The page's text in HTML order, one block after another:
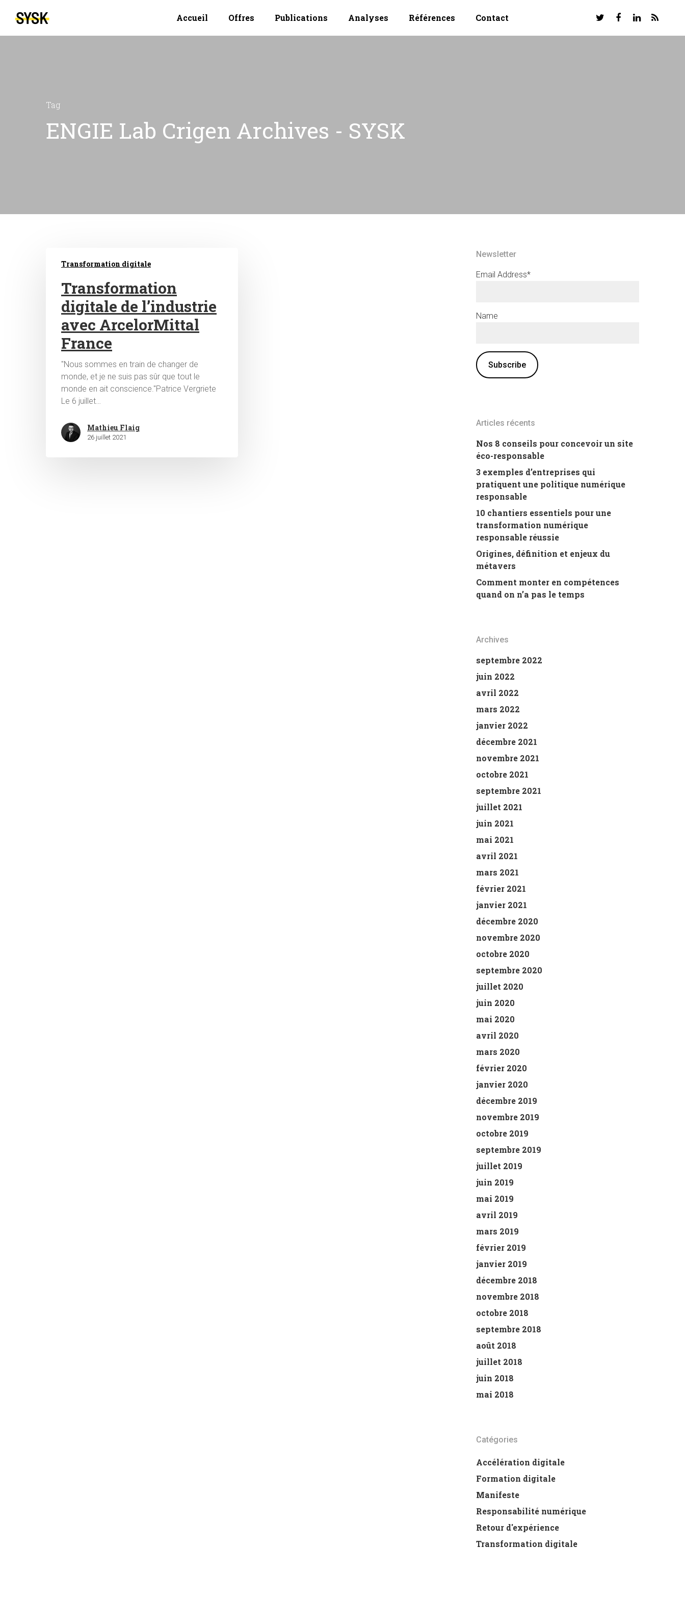
Hit enter to search or ESC to close
Accueil Offres Publications Analyses Références Contact
Tag
ENGIE Lab Crigen Archives - SYSK
Transformation digitale
Transformation
digitale de l’industrie
avec ArcelorMittal
France
"Nous sommes en train de changer de
monde, et je ne suis pas sûr que tout le
monde en ait conscience."Patrice Vergriete
Le 6 juillet…
Mathieu Flaig
26 juillet 2021
Newsletter
Email Address*
Name
Articles récents
Nos 8 conseils pour concevoir un site
éco-responsable
3 exemples d’entreprises qui
pratiquent une politique numérique
responsable
10 chantiers essentiels pour une
transformation numérique
responsable réussie
Origines, définition et enjeux du
métavers
Comment monter en compétences
quand on n’a pas le temps
Archives
septembre 2022
juin 2022
avril 2022
mars 2022
janvier 2022
décembre 2021
novembre 2021
octobre 2021
septembre 2021
juillet 2021
juin 2021
mai 2021
avril 2021
mars 2021
février 2021
janvier 2021
décembre 2020
novembre 2020
octobre 2020
septembre 2020
juillet 2020
juin 2020
mai 2020
avril 2020
mars 2020
février 2020
janvier 2020
décembre 2019
novembre 2019
octobre 2019
septembre 2019
juillet 2019
juin 2019
mai 2019
avril 2019
mars 2019
février 2019
janvier 2019
décembre 2018
novembre 2018
octobre 2018
septembre 2018
août 2018
juillet 2018
juin 2018
mai 2018
Catégories
Accélération digitale
Formation digitale
Manifeste
Responsabilité numérique
Retour d'expérience
Transformation digitale